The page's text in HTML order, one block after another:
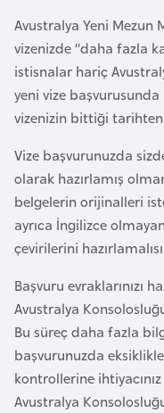
Avustralya Yeni Mezun
vizenizde “daha fazla
istisnalar hariç
yeni vize başvurusunda
vizenizin bittiği
Vize başvurunuzda
olarak hazırlamış
belgelerin orijinalleri
ayrıca İngilizce
çevirilerini
Başvuru evraklarınızı
Avustralya
Bu süreç daha fazla
başvurunuzda
kontrollerine
Avustralya
i
Ç
i
D
a
n
i
m
a
r
k
a